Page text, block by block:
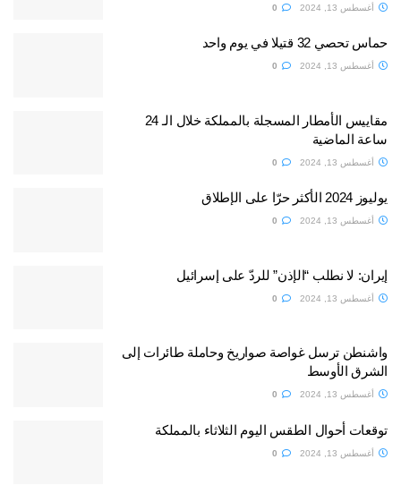
أغسطس 13, 2024
حماس تحصي 32 قتيلا في يوم واحد
أغسطس 13, 2024
مقاييس الأمطار المسجلة بالمملكة خلال الـ 24
ساعة الماضية
أغسطس 13, 2024
يوليوز 2024 الأكثر حرّا على الإطلاق
أغسطس 13, 2024
إيران: لا نطلب “الإذن” للردّ على إسرائيل
أغسطس 13, 2024
واشنطن ترسل غواصة صواريخ وحاملة طائرات إلى
الشرق الأوسط
أغسطس 13, 2024
توقعات أحوال الطقس اليوم الثلاثاء بالمملكة
أغسطس 13, 2024